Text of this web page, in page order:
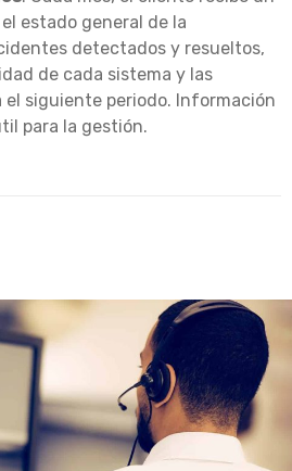
estado general de la
detectados y resueltos,
de cada sistema y las
el siguiente periodo. Información
para la gestión.